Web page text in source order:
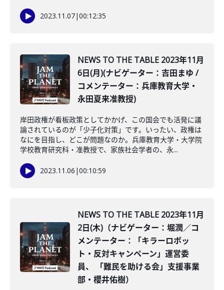
2023.11.07|00:12:35
NEWS TO THE TABLE 2023年11月
6日(月)(ナビゲーター：吉田まゆ /
コメンテーター：兵庫教育大学・
永田夏来准教授)
岸田政権が看板政策としてかかげ、この国会でも活発に議
論されているのが「少子化対策」です。いったい、政権は
なにを目指し、どこが問題なのか。兵庫教育大学・大学院
学校教育研究科・准教授で、家族社会学者の、永...
2023.11.06 |00:10:59
NEWS TO THE TABLE 2023年11月
2日(木)（ナビゲーター：堀潤／コ
メンテーター：「キラーロボッ
ト・反対キャンペーン」運営委
員、 「難民を助ける会」支援事業
部・櫻井佑樹）